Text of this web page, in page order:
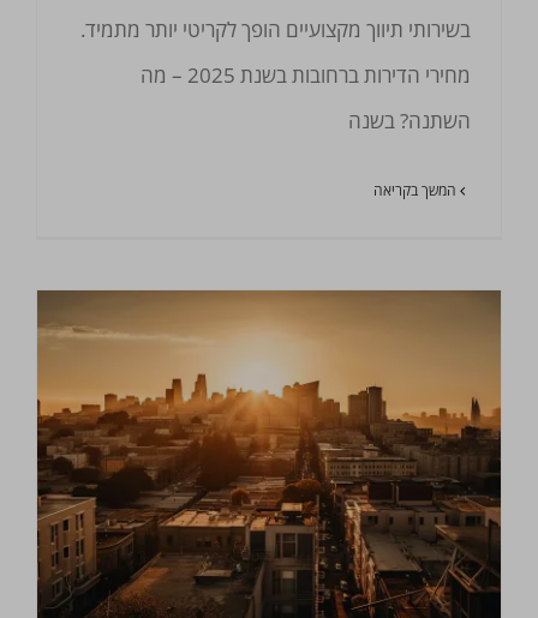
בשירותי תיווך מקצועיים הופך לקריטי יותר מתמיד.
מחירי הדירות ברחובות בשנת 2025 – מה
השתנה? בשנה
המשך בקריאה